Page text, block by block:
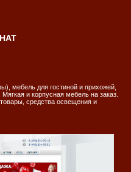
мебель для гостиной и прихожей,
и корпусная мебель на заказ.
средства освещения и